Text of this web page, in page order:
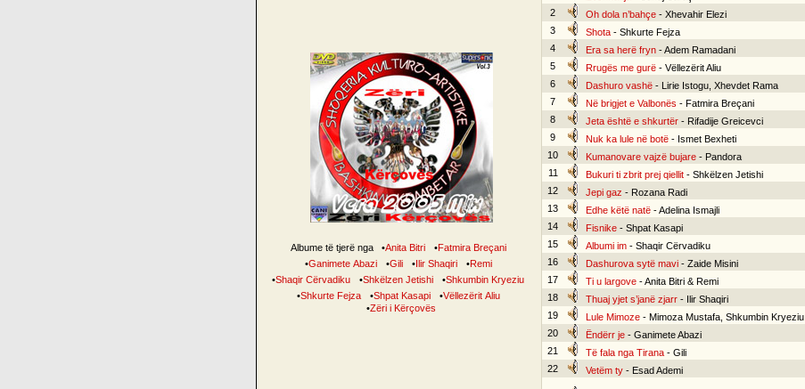
Albume të tjerë nga •Anita Bitri •Fatmira Breçani
•Ganimete Abazi •Gili •Ilir Shaqiri •Remi
•Shaqir Cërvadiku •Shkëlzen Jetishi •Shkumbin Kryeziu
•Shkurte Fejza •Shpat Kasapi •Vëllezërit Aliu
•Zëri i Kërçovës
2
Oh dola n’bahçe- Xhevahir Elezi
3
Shota- Shkurte Fejza
4
Era sa herë fryn- Adem Ramadani
5
Rrugës me gurë- Vëllezërit Aliu
6
Dashuro vashë- Lirie Istogu, Xhevdet Rama
7
Në brigjet e Valbonës - Fatmira Breçani
8
Jeta është e shkurtër- Rifadije Greicevci
9
Nuk ka lule në botë- Ismet Bexheti
10
Kumanovare vajzë bujare- Pandora
11
Bukuri ti zbrit prej qiellit- Shkëlzen Jetishi
12
Jepi gaz - Rozana Radi
13
Edhe këtë natë- Adelina Ismajli
14
Fisnike- Shpat Kasapi
15
Albumi im- Shaqir Cërvadiku
16
Dashurova sytë mavi- Zaide Misini
17
Ti u largove- Anita Bitri & Remi
18
Thuaj yjet s’janë zjarr- Ilir Shaqiri
19
Lule Mimoze- Mimoza Mustafa, Shkumbin Kryeziu
20
Ëndërr je- Ganimete Abazi
21
Të fala nga Tirana- Gili
22
Vetëm ty- Esad Ademi